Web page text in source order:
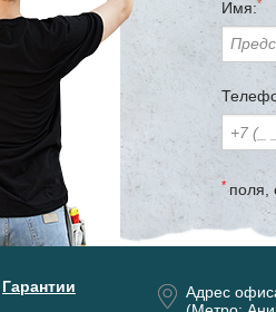
Имя:*
* поля,
Гарантии
Адрес